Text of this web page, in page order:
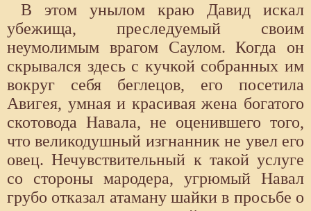
В этом унылом краю Давид искал
убежища, преследуемый своим
неумолимым врагом Саулом. Когда он
скрывался здесь с кучкой собранных им
вокруг себя беглецов, его посетила
Авигея, умная и красивая жена богатого
скотовода Навала, не оценившего того,
что великодушный изгнанник не увел его
овец. Нечувствительный к такой услуге
со стороны мародера, угрюмый Навал
грубо отказал атаману шайки в просьбе о